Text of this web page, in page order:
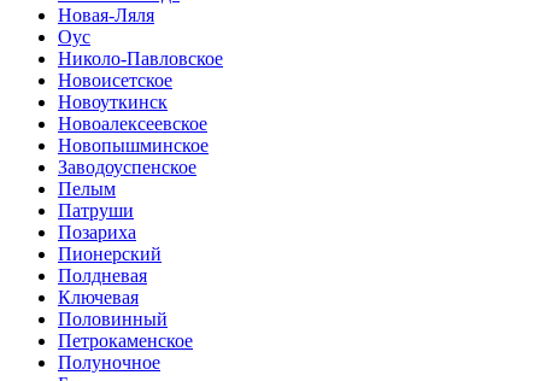
Новая-Ляля
Оус
Николо-Павловское
Новоисетское
Новоуткинск
Новоалексеевское
Новопышминское
Заводоуспенское
Пелым
Патруши
Позариха
Пионерский
Полдневая
Ключевая
Половинный
Петрокаменское
Полуночное